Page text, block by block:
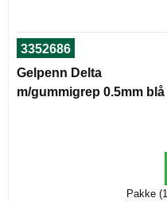
3352686
Gelpenn Delta
m/gummigrep 0.5mm blå
Pakke